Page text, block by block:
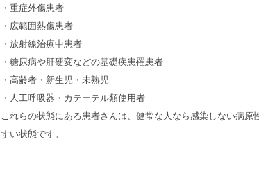
・重症外傷患者
・広範囲熱傷患者
・放射線治療中患者
・糖尿病や肝硬変などの基礎疾患罹患者
・高齢者・新生児・未熟児
・人工呼吸器・カテーテル類使用者
これらの状態にある患者さんは、健常な人なら感染しない病
すい状態です。